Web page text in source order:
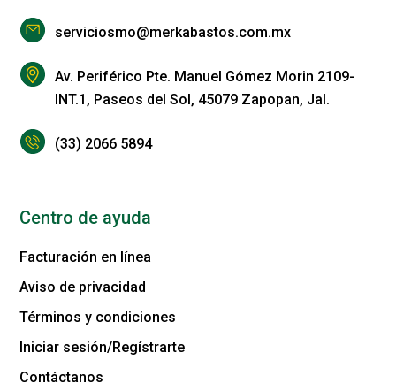
serviciosmo@merkabastos.com.mx
Av. Periférico Pte. Manuel Gómez Morin 2109-
INT.1, Paseos del Sol, 45079 Zapopan, Jal.
(33) 2066 5894
Centro de ayuda
Facturación en línea
Aviso de privacidad
Términos y condiciones
Iniciar sesión/Regístrarte
Contáctanos